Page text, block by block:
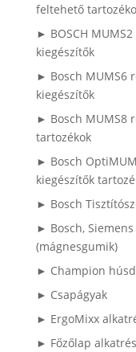
feltehető
► BOSCH
kiegészítők
► Bosch MUMS6
kiegészítők
► Bosch MUMS8
tartozékok
► Bosch
kiegészítők
► Bosch
► Bosch,
(mágnesgumik)
► Champion
► Csapágyak
► ErgoMixx
► Főzőlap